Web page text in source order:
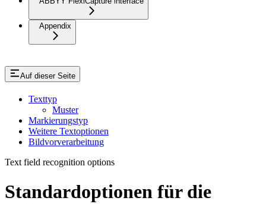
Appendix
Auf dieser Seite
Texttyp
Muster
Markierungstyp
Weitere Textoptionen
Bildvorverarbeitung
Text field recognition options
Standardoptionen für die